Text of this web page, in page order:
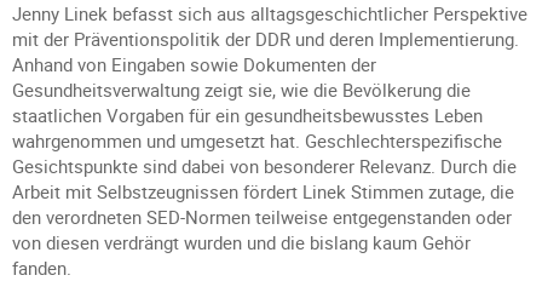
Jenny Linek befasst sich aus alltagsgeschichtlicher Perspektive
mit der Präventionspolitik der DDR und deren Implementierung.
Anhand von Eingaben sowie Dokumenten der
Gesundheitsverwaltung zeigt sie, wie die Bevölkerung die
staatlichen Vorgaben für ein gesundheitsbewusstes Leben
wahrgenommen und umgesetzt hat. Geschlechterspezifische
Gesichtspunkte sind dabei von besonderer Relevanz. Durch die
Arbeit mit Selbstzeugnissen fördert Linek Stimmen zutage, die
den verordneten SED-Normen teilweise entgegenstanden oder
von diesen verdrängt wurden und die bislang kaum Gehör
fanden.